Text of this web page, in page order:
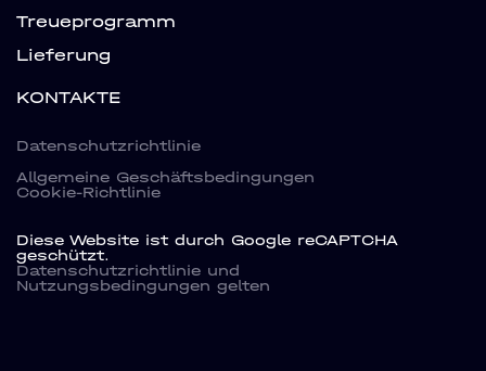
Treueprogramm
Lieferung
KONTAKTE
Datenschutzrichtlinie
Allgemeine Geschäftsbedingungen
Cookie-Richtlinie
Diese Website ist durch Google reCAPTCHA
geschützt.
Datenschutzrichtlinie und
Nutzungsbedingungen gelten